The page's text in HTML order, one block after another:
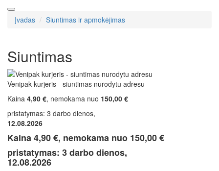
Įvadas Siuntimas ir apmokėjimas
Siuntimas
Venipak kurjeris - siuntimas nurodytu adresu
Kaina 4,90 €, nemokama nuo 150,00 €
pristatymas: 3 darbo dienos,
12.08.2026
Kaina4,90 €, nemokama nuo 150,00 €
pristatymas: 3 darbo dienos,
12.08.2026